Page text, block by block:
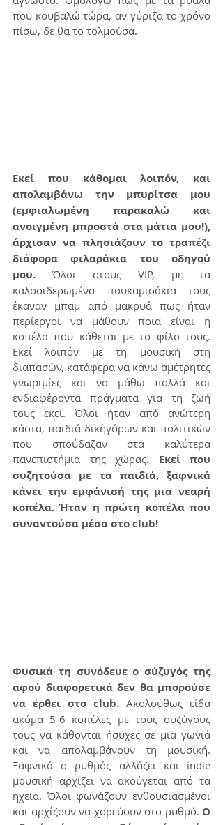
που κουβαλώ τώρα, αν γύριζα το χρόνο
πίσω, δε θα το τολμούσα.
Εκεί που κάθομαι λοιπόν, και
απολαμβάνω την μπυρίτσα μου
(εμφιαλωμένη παρακαλώ και
ανοιγμένη μπροστά στα μάτια μου!),
άρχισαν να πλησιάζουν το τραπέζι
διάφορα φιλαράκια του οδηγού
μου. Όλοι στους VIP, με τα
καλοσιδερωμένα πουκαμισάκια τους
έκαναν μπαμ από μακρυά πως ήταν
περίεργοι να μάθουν ποια είναι η
κοπέλα που κάθεται με το φίλο τους.
Εκεί λοιπόν με τη μουσική στη
διαπασών, κατάφερα να κάνω αμέτρητες
γνωριμίες και να μάθω πολλά και
ενδιαφέροντα πράγματα για τη ζωή
τους εκεί. Όλοι ήταν από ανώτερη
κάστα, παιδιά δικηγόρων και πολιτικών
που σπούδαζαν στα καλύτερα
πανεπιστήμια της χώρας. Εκεί που
συζητούσα με τα παιδιά, ξαφνικά
κάνει την εμφάνισή της μια νεαρή
κοπέλα. Ήταν η πρώτη κοπέλα που
συναντούσα μέσα στο club!
Φυσικά τη συνόδευε ο σύζυγός της
αφού διαφορετικά δεν θα μπορούσε
να έρθει στο club. Ακολούθως είδα
ακόμα 5-6 κοπέλες με τους συζύγους
τους να κάθονται ήσυχες σε μια γωνιά
και να απολαμβάνουν τη μουσική.
Ξαφνικά ο ρυθμός αλλάζει και indie
μουσική αρχίζει να ακούγεται από τα
ηχεία. Όλοι φωνάζουν ενθουσιασμένοι
και αρχίζουν να χορεύουν στο ρυθμό. Ο